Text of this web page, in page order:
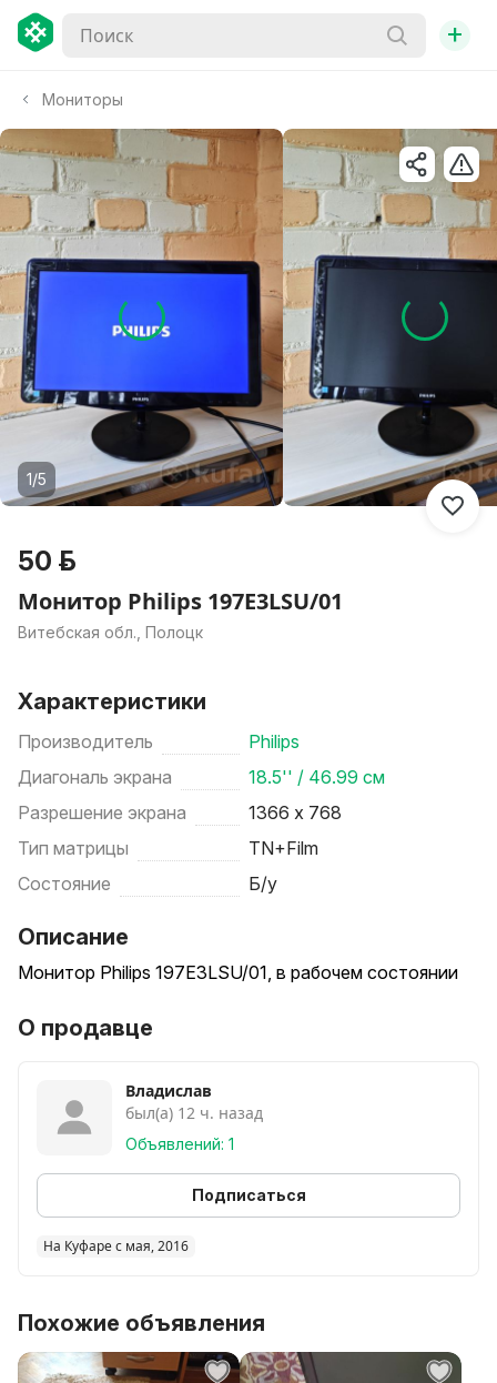
+
Мониторы
1/5
50 р.
Монитор Philips 197E3LSU/01
Витебская обл., Полоцк
Характеристики
Производитель
Philips
Диагональ экрана
18.5'' / 46.99 см
Разрешение экрана
1366 х 768
Тип матрицы
TN+Film
Состояние
Б/у
Описание
Монитор Philips 197E3LSU/01, в рабочем состоянии
О продавце
Владислав
был(а) 12 ч. назад
Объявлений: 1
Подписаться
На Куфаре с мая, 2016
Похожие объявления